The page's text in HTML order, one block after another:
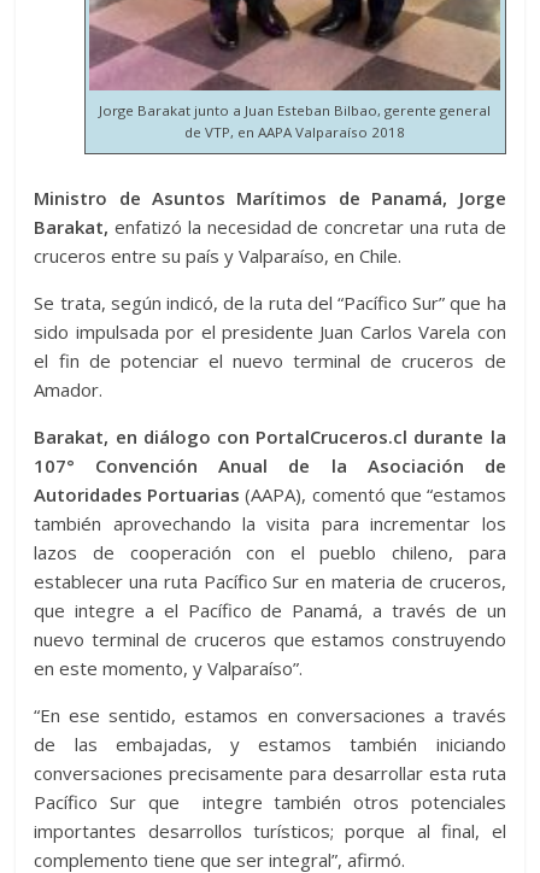
Jorge Barakat junto a Juan Esteban Bilbao, gerente general
de VTP, en AAPA Valparaíso 2018
Ministro de Asuntos Marítimos de Panamá, Jorge
Barakat, enfatizó la necesidad de concretar una ruta de
cruceros entre su país y Valparaíso, en Chile.
Se trata, según indicó, de la ruta del “Pacífico Sur” que ha
sido impulsada por el presidente Juan Carlos Varela con
el fin de potenciar el nuevo terminal de cruceros de
Amador.
Barakat, en diálogo con PortalCruceros.cl durante la
107° Convención Anual de la Asociación de
Autoridades Portuarias (AAPA), comentó que “estamos
también aprovechando la visita para incrementar los
lazos de cooperación con el pueblo chileno, para
establecer una ruta Pacífico Sur en materia de cruceros,
que integre a el Pacífico de Panamá, a través de un
nuevo terminal de cruceros que estamos construyendo
en este momento, y Valparaíso”.
“En ese sentido, estamos en conversaciones a través
de las embajadas, y estamos también iniciando
conversaciones precisamente para desarrollar esta ruta
Pacífico Sur que integre también otros potenciales
importantes desarrollos turísticos; porque al final, el
complemento tiene que ser integral”, afirmó.